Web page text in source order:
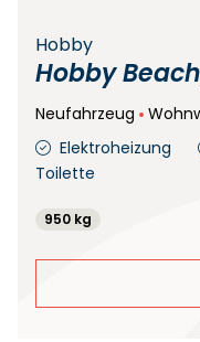
Hobby
Hobby
Neufahrzeug
Elektroheizung
Toilette
950 kg